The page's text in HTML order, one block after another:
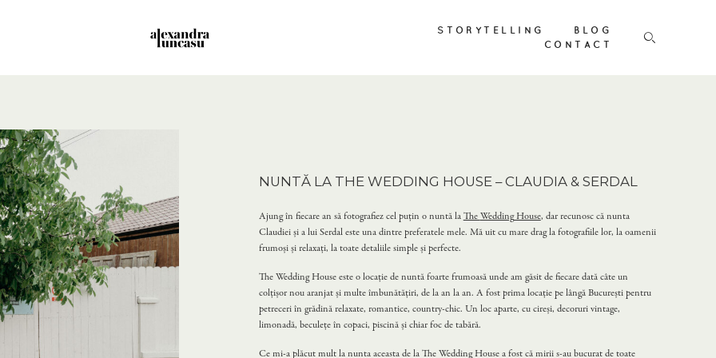
STORYTELLING
BLOG
CONTACT
NUNTĂ LA THE WEDDING HOUSE – CLAUDIA & SERDAL
Ajung în fiecare an să fotografiez cel puțin o nuntă la The WeddingHouse, dar recunosc că nunta
Claudiei și a lui Serdal este una dintre preferatele mele. Mă uit cu mare drag la fotografiile lor, la oamenii
frumoși și relaxați, la toate detaliile simple și perfecte.
The Wedding House este o locație de nuntă foarte frumoasă unde am găsit de fiecare dată câte un
colțișor nou aranjat și multe îmbunătățiri, de la an la an. A fost prima locaţie pe lângă București pentru
petreceri în grădină relaxate, romantice, country-chic. Un loc aparte, cu cireși, decoruri vintage,
limonadă, beculețe în copaci, piscină și chiar foc de tabără.
Ce mi-a plăcut mult la nunta aceasta de la The Wedding House a fost că mirii s-au bucurat de toate